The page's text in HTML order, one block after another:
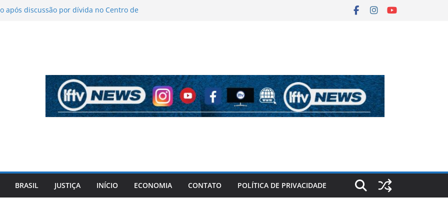
após discussão por dívida no Centro de
a tiros após criminosos invadirem
BRASIL JUSTIÇA INÍCIO ECONOMIA CONTATO POLÍTICA DE PRIVACIDADE